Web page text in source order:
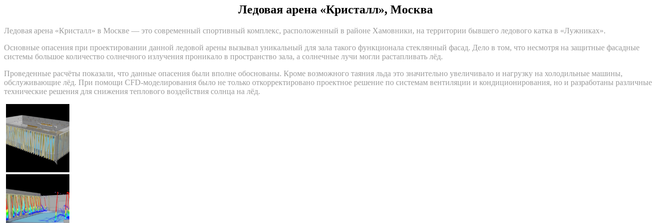
Ледовая арена «Кристалл», Москва
Ледовая арена «Кристалл» в Москве — это современный спортивный комплекс, расположенный в районе Хамовники, на территории бывшего ледового катка в «Лужниках».
Основные опасения при проектировании данной ледовой арены вызывал уникальный для зала такого функционала стеклянный фасад. Дело в том, что несмотря на защитные фасадные
системы большое количество солнечного излучения проникало в пространство зала, а солнечные лучи могли растапливать лёд.
Проведенные расчёты показали, что данные опасения были вполне обоснованы. Кроме возможного таяния льда это значительно увеличивало и нагрузку на холодильные машины,
обслуживающие лёд. При помощи CFD-моделирования было не только откорректировано проектное решение по системам вентиляции и кондиционирования, но и разработаны различные
технические решения для снижения теплового воздействия солнца на лёд.